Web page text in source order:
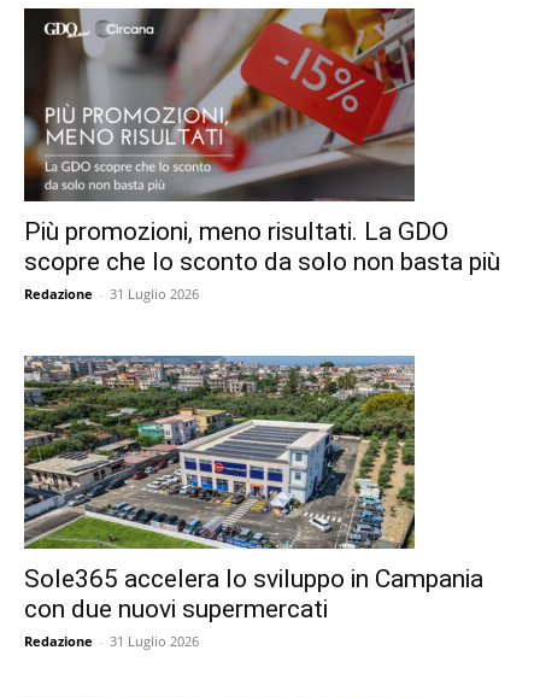
Più promozioni, meno risultati. La GDO
scopre che lo sconto da solo non basta più
Redazione - 31 Luglio 2026
Sole365 accelera lo sviluppo in Campania
con due nuovi supermercati
Redazione - 31 Luglio 2026